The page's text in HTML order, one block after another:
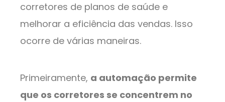
corretores de planos de saúde e
melhorar a eficiência das vendas. Isso
ocorre de várias maneiras.
Primeiramente, a automação permite
que os corretores se concentrem no